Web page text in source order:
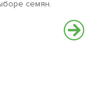
семян.